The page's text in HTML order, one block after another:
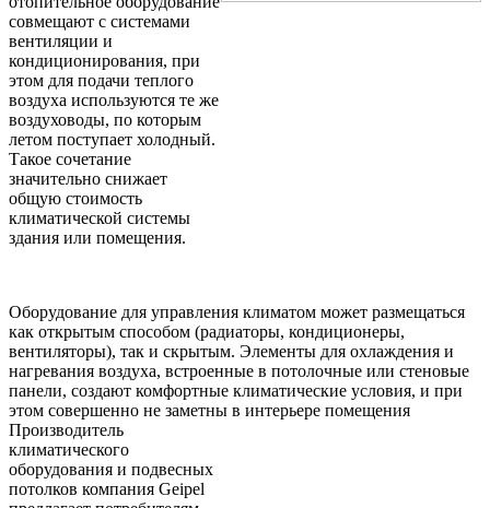
совмещают с системами
вентиляции и
кондиционирования, при
этом для подачи теплого
воздуха используются те же
воздуховоды, по которым
летом поступает холодный.
Такое сочетание
значительно снижает
общую стоимость
климатической системы
здания или помещения.
Оборудование для управления климатом может размещаться
как открытым способом (радиаторы, кондиционеры,
вентиляторы), так и скрытым. Элементы для охлаждения и
нагревания воздуха, встроенные в потолочные или стеновые
панели, создают комфортные климатические условия, и при
этом совершенно не заметны в интерьере помещения
Производитель
климатического
оборудования и подвесных
потолков компания Geipel